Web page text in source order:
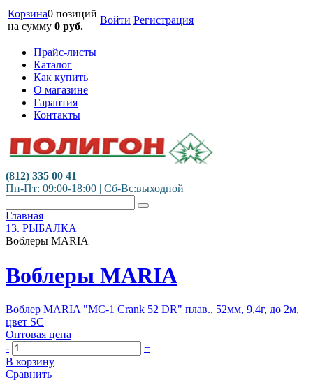
Корзина0 позиций
на сумму 0 руб.
Войти Регистрация
Прайс-листы
Каталог
Как купить
О магазине
Гарантия
Контакты
(812) 335 00 41
Пн-Пт: 09:00-18:00 | Сб-Вс:выходной
Главная
13. РЫБАЛКА
Воблеры MARIA
Воблеры MARIA
Воблер MARIA "MC-1 Crank 52 DR" плав., 52мм, 9,4г, до 2м,
цвет SC
Оптовая цена
-
+
В корзину
Сравнить